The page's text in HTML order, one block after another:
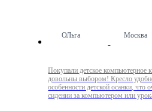
ОЛьга Москва
Покупали детское компьютерное
довольны выбором! Кресло
особенности детской осанки, что
сидении за компьютером или